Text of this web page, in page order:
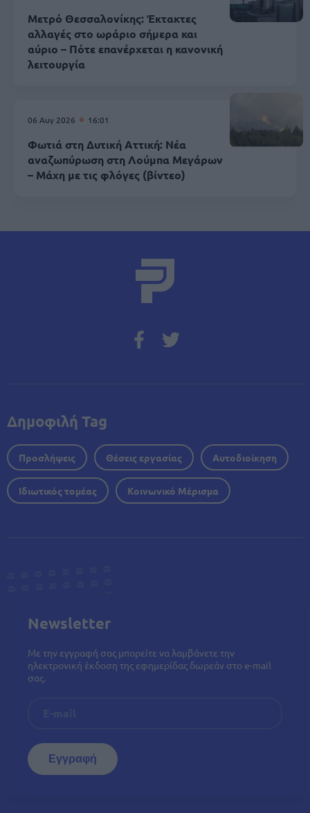
Μετρό Θεσσαλονίκης: Έκτακτες
αλλαγές στο ωράριο σήμερα και
αύριο – Πότε επανέρχεται η κανονική
λειτουργία
06 Αυγ 2026 16:01
Φωτιά στη Δυτική Αττική: Νέα
αναζωπύρωση στη Λούμπα Μεγάρων
– Μάχη με τις φλόγες (βίντεο)
Δημοφιλή Tag
Προσλήψεις Θέσεις εργασίας Αυτοδιοίκηση
Ιδιωτικός τομέας Κοινωνικό Μέρισμα
Newsletter
Με την εγγραφή σας μπορείτε να λαμβάνετε την
ηλεκτρονική έκδοση της εφημερίδας δωρεάν στο e-mail
σας.